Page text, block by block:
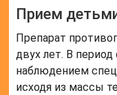
Прием
Препарат
двух лет. В
наблюдением
исходя из массы